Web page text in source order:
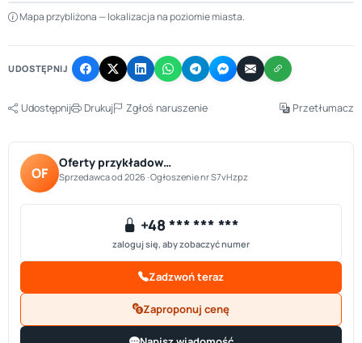
+
−
Mapa przybliżona — lokalizacja na poziomie miasta.
UDOSTĘPNIJ
Udostępnij Drukuj Zgłoś naruszenie Przetłumacz
OF
Oferty przykładow…
Sprzedawca od 2026 · Ogłoszenie nr S7vHzpz
+48 *** *** ***
zaloguj się, aby zobaczyć numer
Zadzwoń teraz
Zaproponuj cenę